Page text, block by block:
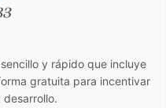
y rápido que incluye
gratuita para incentivar